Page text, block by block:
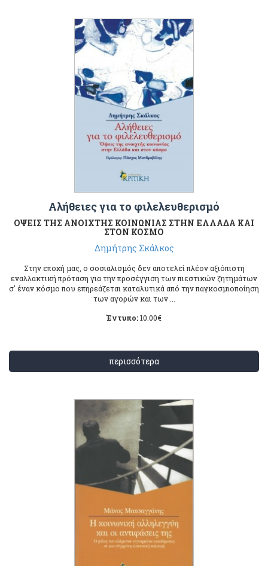
Αλήθειες για το φιλελευθερισμό
ΟΨΕΙΣ ΤΗΣ ΑΝΟΙΧΤΗΣ ΚΟΙΝΩΝΙΑΣ ΣΤΗΝ ΕΛΛΑΔΑ ΚΑΙ
ΣΤΟΝ ΚΟΣΜΟ
Δημήτρης Σκάλκος
Στην εποχή μας, ο σοσιαλισμός δεν αποτελεί πλέον αξιόπιστη
εναλλακτική πρόταση για την προσέγγιση των πιεστικών ζητημάτων
σ' έναν κόσμο που επηρεάζεται καταλυτικά από την παγκοσμιοποίηση
των αγορών και των ...
Έντυπο:10.00€
περισσότερα